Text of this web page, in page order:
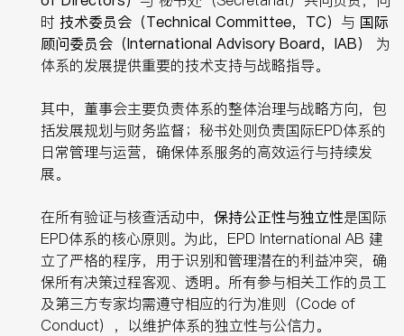
时 技术委员会（Technical Committee，TC） 与 国际
顾问委员会（International Advisory Board，IAB）
为
体系的发展提供重要的技术支持与战略指导。
其中，董事会主要负责体系的整体治理与战略方向，包
括发展规划与财务监督；秘书处则负责国际EPD体系的
日常管理与运营，确保体系服务的高效运行与持续发
展。
在所有验证与核查活动中， 保持公正性与独立性是国际
EPD体系的核心原则。为此，EPD International AB 建
立了严格的程序，用于识别和管理潜在的利益冲突，确
保所有决策过程客观、透明。所有参与相关工作的员工
及第三方专家均需遵守相应的行为准则（Code of
Conduct），以维护体系的独立性与公信力。